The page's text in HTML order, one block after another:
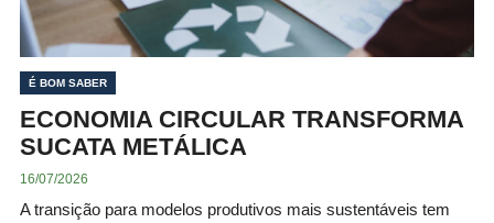
É BOM SABER
ECONOMIA CIRCULAR TRANSFORMA
SUCATA METÁLICA
16/07/2026
A transição para modelos produtivos mais sustentáveis tem